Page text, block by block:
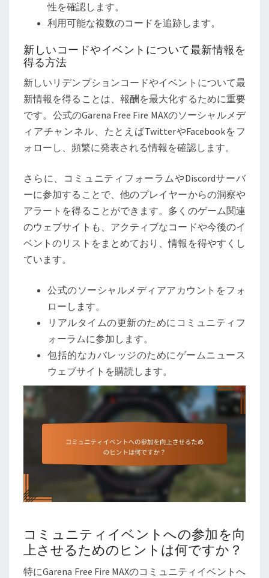
性を確認します。
利用可能な複数のコードを追跡します。
新しいコードやイベントについて最新情報を
得る方法
新しいリデンプションコードやイベントについて最
新情報を得ることは、報酬を最大化するために重要
です。公式のGarena Free Fire MAXのソーシャルメデ
ィアチャンネル、たとえばTwitterやFacebookをフ
ォローし、頻繁に発表される情報を確認します。
さらに、コミュニティフォーラムやDiscordサーバ
ーに参加することで、他のプレイヤーからの洞察や
アラートを得ることができます。多くのゲーム関連
のウェブサイトも、アクティブなコードや今後のイ
ベントのリストをまとめており、情報を得やすくし
ています。
公式のソーシャルメディアアカウントをフォ
ローします。
リアルタイムの更新のためにコミュニティフ
ォーラムに参加します。
包括的なカバレッジのためにゲームニュース
ウェブサイトを購読します。
コミュニティイベントへの参加を向
上させるためのヒントは何ですか？
特にGarena Free Fire MAXのコミュニティイベントへ